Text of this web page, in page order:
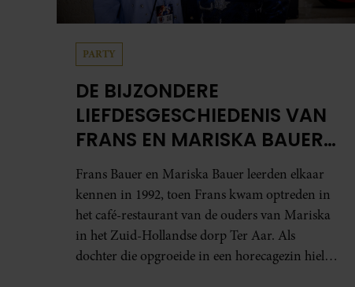
PARTY
DE BIJZONDERE
LIEFDESGESCHIEDENIS VAN
FRANS EN MARISKA BAUER:
OOK IN BED ELKAARS
EERSTE
Frans Bauer en Mariska Bauer leerden elkaar
kennen in 1992, toen Frans kwam optreden in
het café-restaurant van de ouders van Mariska
in het Zuid-Hollandse dorp Ter Aar. Als
dochter die opgroeide in een horecagezin hielp